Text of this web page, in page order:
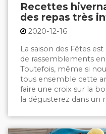
Recettes
des repas très
2020-12-16
La saison des Fêtes
de rassemblements
Toutefois, même si
tous ensemble cette
faire une croix sur la
la dégusterez dans un